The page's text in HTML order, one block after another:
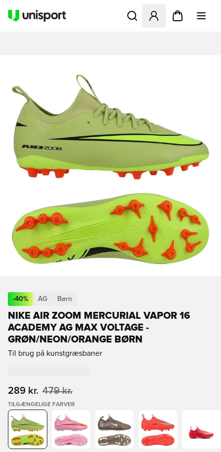
Åbner en Modal til at
-40% AG Børn
NIKE AIR ZOOM MERCURIAL VAPOR 16
ACADEMY AG MAX VOLTAGE -
GRØN/NEON/ORANGE BØRN
Til brug på kunstgræsbaner
289 kr. 479 kr.
TILGÆNGELIGE FARVER